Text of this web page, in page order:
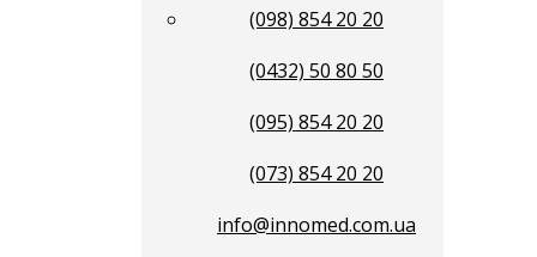
(098) 854 20 20
(0432) 50 80 50
(095) 854 20 20
(073) 854 20 20
info@innomed.com.ua